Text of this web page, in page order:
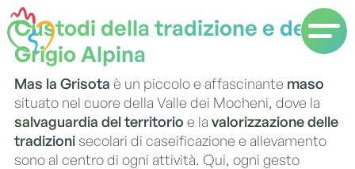
Custodi della tradizione e della
Grigio Alpina
Mas la Grisota è un piccolo e affascinante maso
situato nel cuore della Valle dei Mocheni, dove la
salvaguardia del territorio e la valorizzazione delle
tradizioni secolari di caseificazione e allevamento
sono al centro di ogni attività. Qui, ogni gesto